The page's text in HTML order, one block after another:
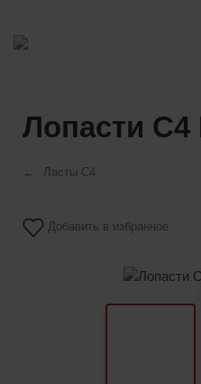
Лопасти C4
Ласты C4
Добавить в избранное